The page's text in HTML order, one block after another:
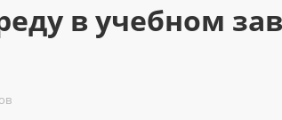
в учебном